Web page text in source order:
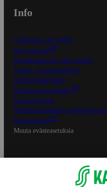
Info
S-Business yrityksille
Oiva-raportit
Osuuskauppojen yhteystiedot
Tilaus- ja toimitusehdot
Tietosuojakäytäntö
Palvelun käyttöehdot
Saavutettavuus
Mobiilisovelluksen saavutettavuus
Mainostajalle
Muuta evästeasetuksia
S-ryhmän palvelut